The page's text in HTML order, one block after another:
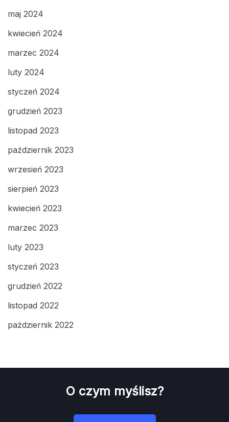
maj 2024
kwiecień 2024
marzec 2024
luty 2024
styczeń 2024
grudzień 2023
listopad 2023
październik 2023
wrzesień 2023
sierpień 2023
kwiecień 2023
marzec 2023
luty 2023
styczeń 2023
grudzień 2022
listopad 2022
październik 2022
O czym myślisz?